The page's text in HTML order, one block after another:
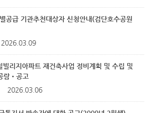
공급 기관추천대상자 신청안내(검단호수공원
2026.03.09
빌리지아파트 재건축사업 정비계획 및 수립 및
람•공고
2026.03.06